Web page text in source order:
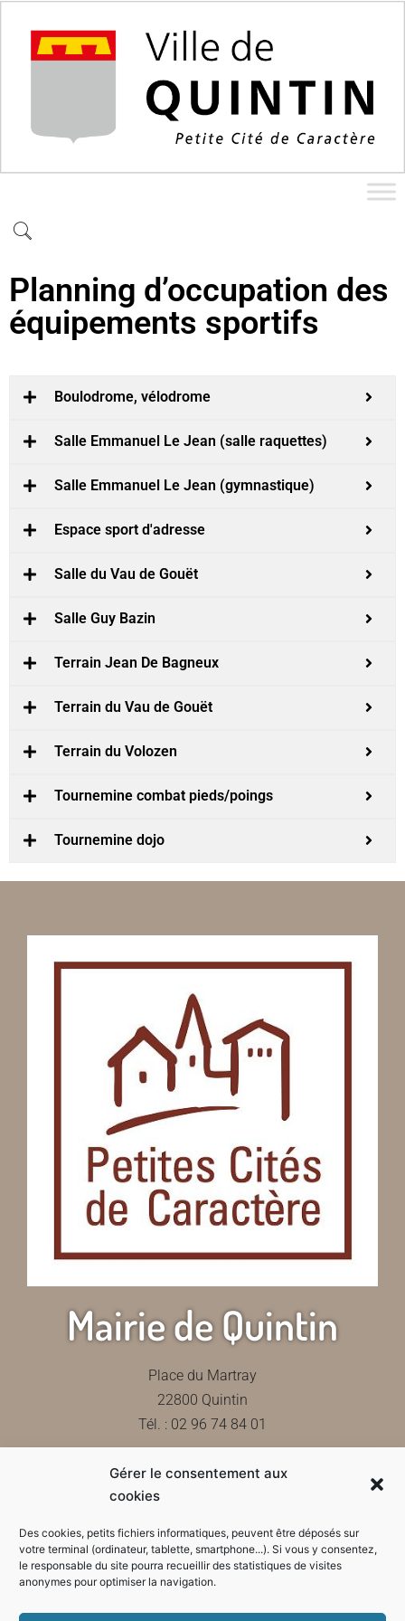
Gérer le consentement aux
cookies
Des cookies, petits fichiers informatiques, peuvent être déposés sur
votre terminal (ordinateur, tablette, smartphone...). Si vous y consentez,
le responsable du site pourra recueillir des statistiques de visites
anonymes pour optimiser la navigation.
Planning d’occupation des
équipements sportifs
Boulodrome, vélodrome
Salle Emmanuel Le Jean (salle raquettes)
Salle Emmanuel Le Jean (gymnastique)
Espace sport d'adresse
Salle du Vau de Gouët
Salle Guy Bazin
Terrain Jean De Bagneux
Terrain du Vau de Gouët
Terrain du Volozen
Tournemine combat pieds/poings
Tournemine dojo
Mairie de Quintin
Place du Martray
22800 Quintin
Tél. : 02 96 74 84 01
Contactez-nous
Horaires d'ouverture de la mairie